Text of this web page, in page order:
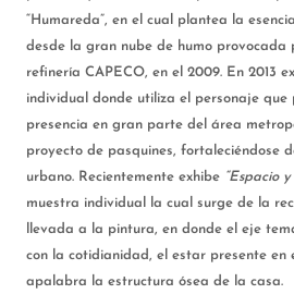
“Humareda”, en el cual plantea la
desde la gran nube de humo provocada
refinería CAPECO, en el 2009. En 2013
individual donde utiliza el personaje que
presencia en gran parte del área
proyecto de pasquines, fortaleciéndose
urbano. Recientemente exhibe “Espacio
muestra individual la cual surge de la
llevada a la pintura, en donde el eje
con la cotidianidad, el estar presente en
apalabra la estructura ósea de la casa.